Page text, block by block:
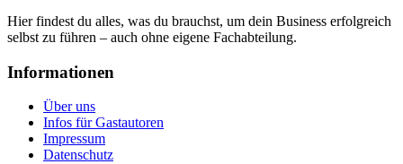
Hier findest du alles, was du brauchst, um dein Business erfolgreich
selbst zu führen – auch ohne eigene Fachabteilung.
Informationen
Über uns
Infos für Gastautoren
Impressum
Datenschutz